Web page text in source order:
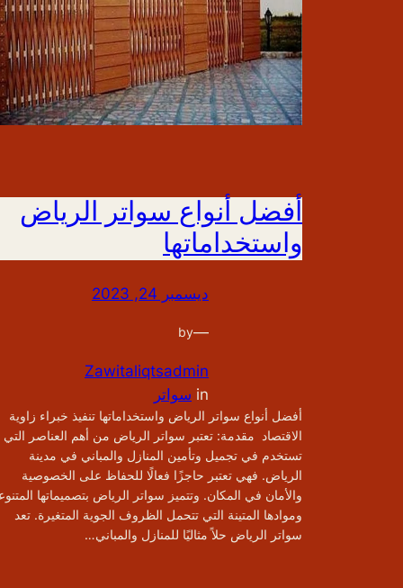
أفضل أنواع سواتر الرياض
واستخداماتها
ديسمبر 24, 2023
—
by
Zawitaliqtsadmin
in سواتر
أفضل أنواع سواتر الرياض واستخداماتها تنفيذ خبراء زاوية
الاقتصاد مقدمة: تعتبر سواتر الرياض من أهم العناصر التي
تستخدم في تجميل وتأمين المنازل والمباني في مدينة
الرياض. فهي تعتبر حاجزًا فعالًا للحفاظ على الخصوصية
والأمان في المكان. وتتميز سواتر الرياض بتصميماتها
وموادها المتينة التي تتحمل الظروف الجوية المتغيرة. تعد
سواتر الرياض حلاً مثاليًا للمنازل والمباني…